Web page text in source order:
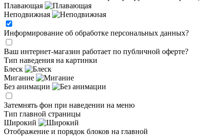
Плавающая
Неподвижная
Информирование об обработке персональных данных?
Ваш интернет-магазин работает по публичной оферте?
Тип наведения на картинки
Блеск
Мигание
Без анимации
Затемнять фон при наведении на меню
Тип главной страницы
Широкий
Отображение и порядок блоков на главной